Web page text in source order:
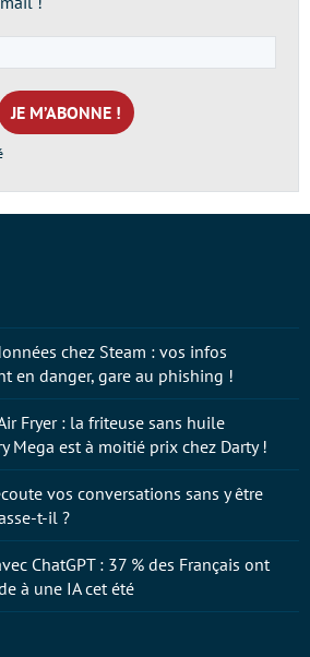
e-
mail
*
chez Steam : vos infos
en danger, gare au phishing !
Fryer : la friteuse sans huile
Mega est à moitié prix chez Darty !
vos conversations sans y être
t-il ?
ChatGPT : 37 % des Français ont
à une IA cet été